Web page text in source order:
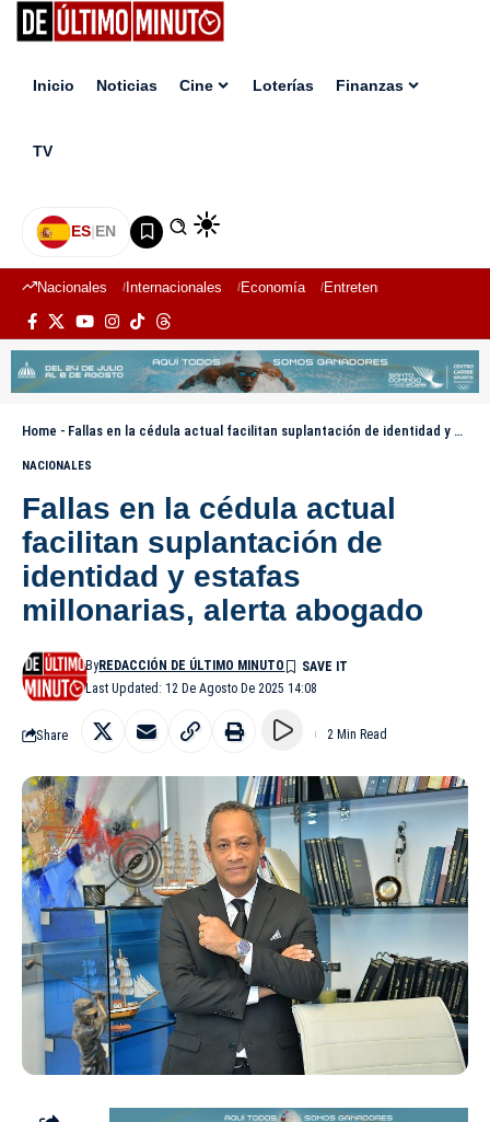
Inicio Noticias Cine Loterías Finanzas
TV
ES|EN
Nacionales Internacionales Economía Entretenimiento
Home - Fallas en la cédula actual facilitan suplantación de identidad y estafas millonarias, alerta abogado
NACIONALES
Fallas en la cédula actual
facilitan suplantación de
identidad y estafas
millonarias, alerta abogado
Last Updated: 12 De Agosto De 2025 14:08
ByREDACCIÓN DE ÚLTIMO MINUTO
Share 2 Min Read